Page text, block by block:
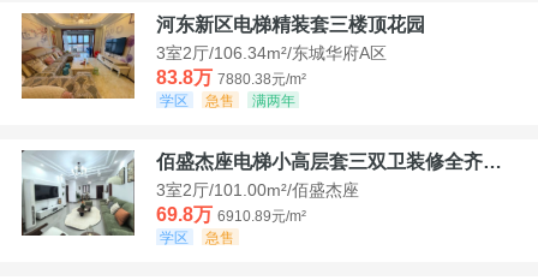
河东新区电梯精装套三楼顶花园
3室2厅/106.34m²/东城华府A区
83.8万 7880.38元/m²
学区
急售 满两年
佰盛杰座电梯小高层套三双卫装修全齐诚意出售
3室2厅/101.00m²/佰盛杰座
69.8万 6910.89元/m²
学区
急售